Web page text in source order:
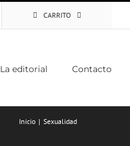
CARRITO
La editorial Contacto
Inicio Sexualidad